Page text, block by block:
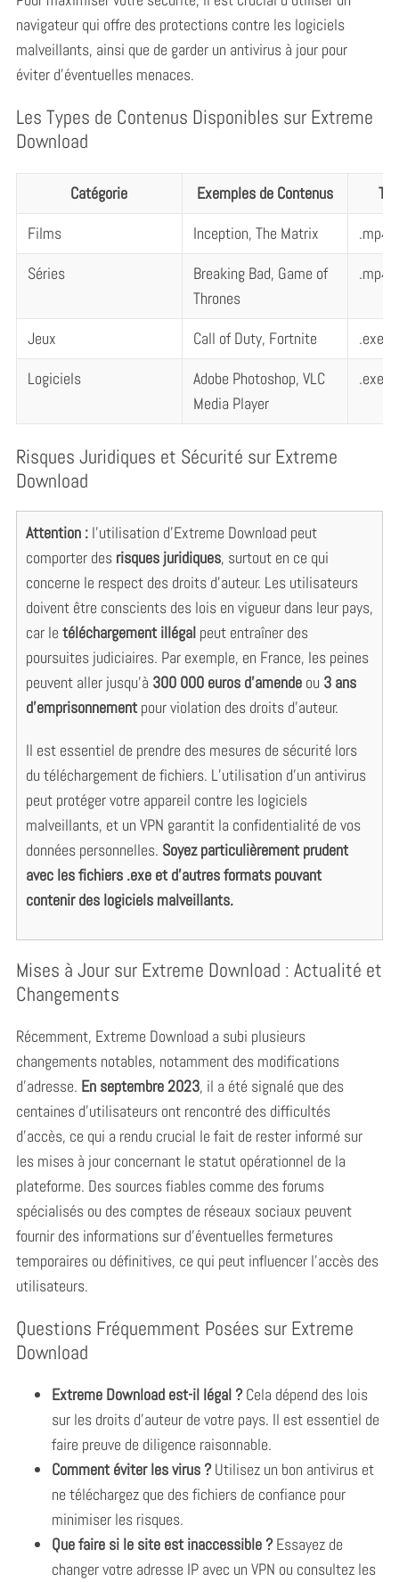
navigateur qui offre des protections contre les logiciels
malveillants, ainsi que de garder un antivirus à jour pour
éviter d’éventuelles menaces.
Les Types de Contenus Disponibles sur Extreme
Download
Catégorie Exemples de Contenus
Films
Inception, The Matrix
.mp4,
Séries
Breaking Bad, Game of
Thrones
.mp4,
Jeux Call of Duty, Fortnite
.exe,
Logiciels
Adobe Photoshop, VLC
Media Player
.exe,
Risques Juridiques et Sécurité sur Extreme
Download
Attention :l’utilisation d’Extreme Download peut
comporter des risques juridiques, surtout en ce qui
concerne le respect des droits d’auteur. Les utilisateurs
doivent être conscients des lois en vigueur dans leur pays,
car le téléchargement illégalpeut entraîner des
poursuites judiciaires. Par exemple, en France, les peines
peuvent aller jusqu’à 300 000 euros d’amendeou 3 ans
d’emprisonnementpour violation des droits d’auteur.
Il est essentiel de prendre des mesures de sécurité lors
du téléchargement de fichiers. L’utilisation d’un antivirus
peut protéger votre appareil contre les logiciels
malveillants, et un VPN garantit la confidentialité de vos
données personnelles. Soyez particulièrement prudent
avec les fichiers .exe et d’autres formats pouvant
contenir des logiciels malveillants.
Mises à Jour sur Extreme Download : Actualité et
Changements
Récemment, Extreme Download a subi plusieurs
changements notables, notamment des modifications
d’adresse. En septembre 2023, il a été signalé que des
centaines d’utilisateurs ont rencontré des difficultés
d’accès, ce qui a rendu crucial le fait de rester informé sur
les mises à jour concernant le statut opérationnel de la
plateforme. Des sources fiables comme des forums
spécialisés ou des comptes de réseaux sociaux peuvent
fournir des informations sur d’éventuelles fermetures
temporaires ou définitives, ce qui peut influencer l’accès des
utilisateurs.
Questions Fréquemment Posées sur Extreme
Download
Extreme Download est-il légal ?Cela dépend des lois
sur les droits d’auteur de votre pays. Il est essentiel de
faire preuve de diligence raisonnable.
Comment éviter les virus ?Utilisez un bon antivirus et
ne téléchargez que des fichiers de confiance pour
minimiser les risques.
Que faire si le site est inaccessible ?Essayez de
changer votre adresse IP avec un VPN ou consultez les
S
c
h
o